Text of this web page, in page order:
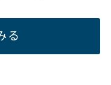
る